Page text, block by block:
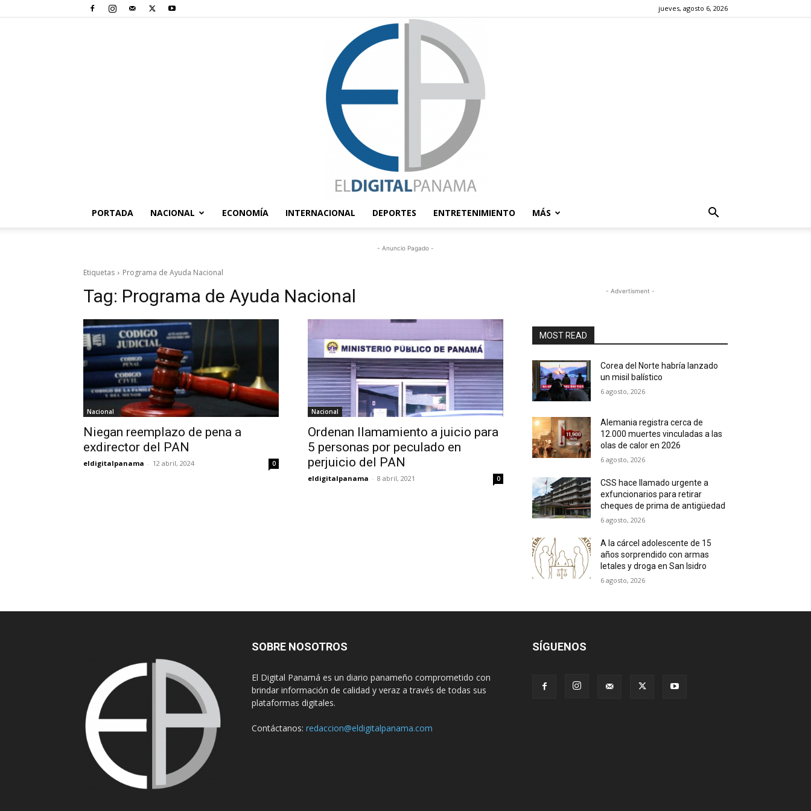
jueves, agosto 6, 2026
Panamá
PORTADA NACIONAL ECONOMÍA INTERNACIONAL DEPORTES ENTRETENIMIENTO MÁS
- Anuncio Pagado -
Etiquetas Programa de Ayuda Nacional
Tag: Programa de Ayuda Nacional
Nacional
Niegan reemplazo de pena a
exdirector del PAN
eldigitalpanama - 12 abril, 2024 0
Nacional
Ordenan llamamiento a juicio para
5 personas por peculado en
perjuicio del PAN
eldigitalpanama - 8 abril, 2021 0
- Advertisment -
MOST READ
Corea del Norte habría lanzado
un misil balístico
6 agosto, 2026
Alemania registra cerca de
12.000 muertes vinculadas a las
olas de calor en 2026
6 agosto, 2026
CSS hace llamado urgente a
exfuncionarios para retirar
cheques de prima de antigüedad
6 agosto, 2026
A la cárcel adolescente de 15
años sorprendido con armas
letales y droga en San Isidro
6 agosto, 2026
SOBRE NOSOTROS
El Digital Panamá es un diario panameño comprometido con
brindar información de calidad y veraz a través de todas sus
plataformas digitales.
Contáctanos: redaccion@eldigitalpanama.com
SÍGUENOS